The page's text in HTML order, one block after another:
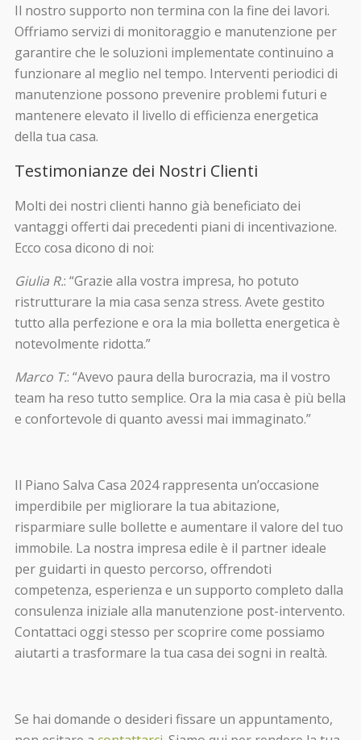
Il nostro supporto non termina con la fine dei lavori.
Offriamo servizi di monitoraggio e manutenzione per
garantire che le soluzioni implementate continuino a
funzionare al meglio nel tempo. Interventi periodici di
manutenzione possono prevenire problemi futuri e
mantenere elevato il livello di efficienza energetica
della tua casa.
Testimonianze dei Nostri Clienti
Molti dei nostri clienti hanno già beneficiato dei
vantaggi offerti dai precedenti piani di incentivazione.
Ecco cosa dicono di noi:
Giulia R.: “Grazie alla vostra impresa, ho potuto
ristrutturare la mia casa senza stress. Avete gestito
tutto alla perfezione e ora la mia bolletta energetica è
notevolmente ridotta.”
Marco T.: “Avevo paura della burocrazia, ma il vostro
team ha reso tutto semplice. Ora la mia casa è più bella
e confortevole di quanto avessi mai immaginato.”
Il Piano Salva Casa 2024 rappresenta un’occasione
imperdibile per migliorare la tua abitazione,
risparmiare sulle bollette e aumentare il valore del tuo
immobile. La nostra impresa edile è il partner ideale
per guidarti in questo percorso, offrendoti
competenza, esperienza e un supporto completo dalla
consulenza iniziale alla manutenzione post-intervento.
Contattaci oggi stesso per scoprire come possiamo
aiutarti a trasformare la tua casa dei sogni in realtà.
Se hai domande o desideri fissare un appuntamento,